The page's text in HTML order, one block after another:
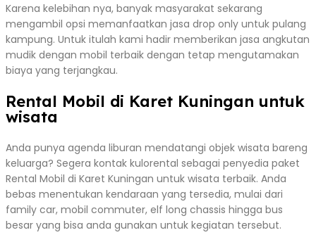
Karena kelebihan nya, banyak masyarakat sekarang
mengambil opsi memanfaatkan jasa drop only untuk pulang
kampung. Untuk itulah kami hadir memberikan jasa angkutan
mudik dengan mobil terbaik dengan tetap mengutamakan
biaya yang terjangkau.
Rental Mobil di Karet Kuningan untuk
wisata
Anda punya agenda liburan mendatangi objek wisata bareng
keluarga? Segera kontak kulorental sebagai penyedia paket
Rental Mobil di Karet Kuningan untuk wisata terbaik. Anda
bebas menentukan kendaraan yang tersedia, mulai dari
family car, mobil commuter, elf long chassis hingga bus
besar yang bisa anda gunakan untuk kegiatan tersebut.